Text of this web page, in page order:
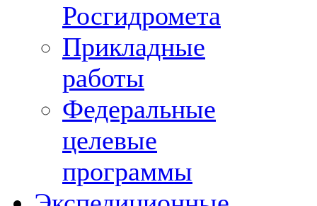
Росгидромета
Прикладные
работы
Федеральные
целевые
программы